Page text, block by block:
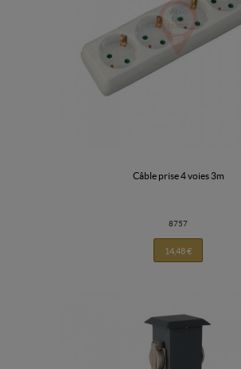
câble prise 4 voies 3m
8757
14,48 €